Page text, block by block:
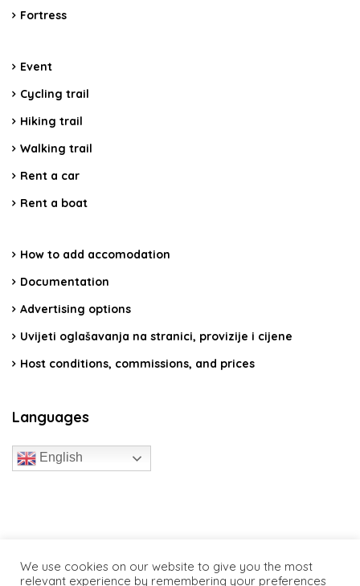
Fortress
Event
Cycling trail
Hiking trail
Walking trail
Rent a car
Rent a boat
How to add accomodation
Documentation
Advertising options
Uvijeti oglašavanja na stranici, provizije i cijene
Host conditions, commissions, and prices
Languages
English
We use cookies on our website to give you the most
relevant experience by remembering your preferences